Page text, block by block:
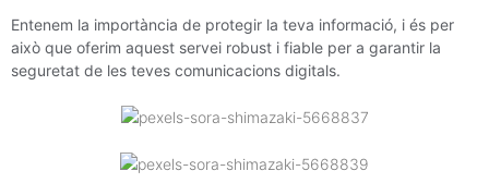
Entenem la importància de protegir la teva informació, i és per
això que oferim aquest servei robust i fiable per a garantir la
seguretat de les teves comunicacions digitals.